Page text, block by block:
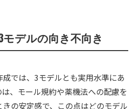
デルの向き不向き
では、3モデルとも実用水準にあ
、モール規約や薬機法への配慮を
の安定感で、この点はどのモデル